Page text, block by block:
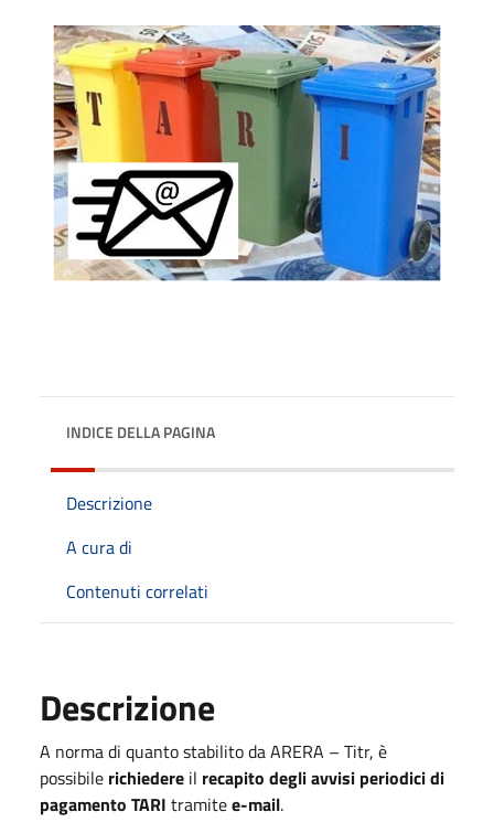
INDICE DELLA PAGINA
Descrizione
A cura di
Contenuti correlati
Descrizione
A norma di quanto stabilito da ARERA – Titr, è
possibile richiedere il recapito degli avvisi periodici di
pagamento TARI tramitee-mail.